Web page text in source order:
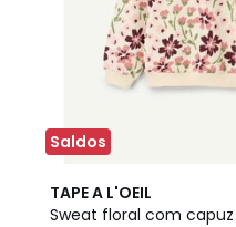
Saldos
TAPE A L'OEIL
Sweat floral com capuz